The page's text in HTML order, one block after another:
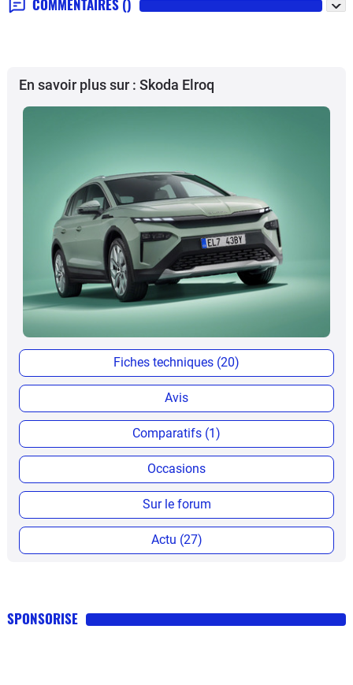
COMMENTAIRES ()
En savoir plus sur : Skoda Elroq
Fiches techniques (20)
Avis
Comparatifs (1)
Occasions
Sur le forum
Actu (27)
SPONSORISE